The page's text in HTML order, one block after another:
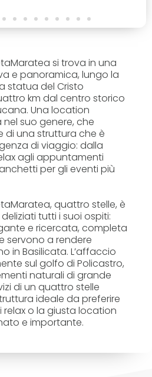
si trova in una
e panoramica, lungo la
statua del Cristo
km dal centro storico
Una location
suo genere, che
di una struttura che è
di viaggio: dalla
agli appuntamenti
per gli eventi più
quattro stelle, è
tutti i suoi ospiti:
e ricercata, completa
servono a rendere
in Basilicata. L’affaccio
sul golfo di Policastro,
naturali di grande
di un quattro stelle
ideale da preferire
o la giusta location
e importante.